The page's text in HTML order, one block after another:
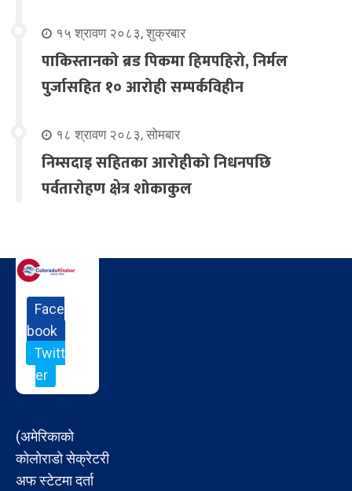
१५ श्रावण २०८३, शुक्रबार
पाकिस्तानको ब्रड पिकमा हिमपहिरो, निर्मल
पुर्जासहित १० आरोही सम्पर्कविहीन
१८ श्रावण २०८३, सोमबार
निम्सदाइ सहितका आरोहीको निधनपछि
पर्वतारोहण क्षेत्र शोकाकुल
Face
book
Twitt
er
(अमेरिकाको
कोलोराडो सेक्रेटरी
अफ स्टेटमा दर्ता